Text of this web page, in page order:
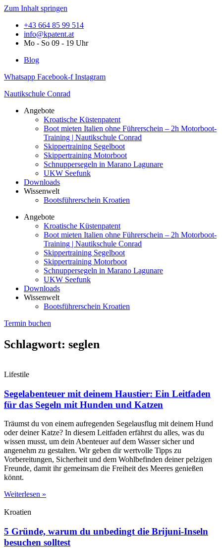
Zum Inhalt springen
+43 664 85 99 514
info@kpatent.at
Mo - So 09 - 19 Uhr
Blog
Whatsapp Facebook-f Instagram
Nautikschule Conrad
Angebote
Kroatische Küstenpatent
Boot mieten Italien ohne Führerschein – 2h Motorboot-
Training | Nautikschule Conrad
Skippertraining Segelboot
Skippertraining Motorboot
Schnuppersegeln in Marano Lagunare
UKW Seefunk
Downloads
Wissenwelt
Bootsführerschein Kroatien
Angebote
Kroatische Küstenpatent
Boot mieten Italien ohne Führerschein – 2h Motorboot-
Training | Nautikschule Conrad
Skippertraining Segelboot
Skippertraining Motorboot
Schnuppersegeln in Marano Lagunare
UKW Seefunk
Downloads
Wissenwelt
Bootsführerschein Kroatien
Termin buchen
Schlagwort: seglen
Lifestile
Segelabenteuer mit deinem Haustier: Ein Leitfaden
für das Segeln mit Hunden und Katzen
Träumst du von einem aufregenden Segelausflug mit deinem Hund
oder deiner Katze? In diesem Leitfaden erfährst du alles, was du
wissen musst, um dein Abenteuer auf dem Wasser sicher und
angenehm zu gestalten. Wir geben dir wertvolle Tipps zu
Vorbereitungen, Sicherheit und dem Wohlbefinden deiner pelzigen
Freunde, damit ihr gemeinsam die Freiheit des Meeres genießen
könnt.
Weiterlesen »
Kroatien
5 Gründe, warum du unbedingt die Brijuni-Inseln
besuchen solltest